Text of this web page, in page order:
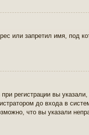
или запретил имя, под
регистрации вы
до входа в
что вы указали